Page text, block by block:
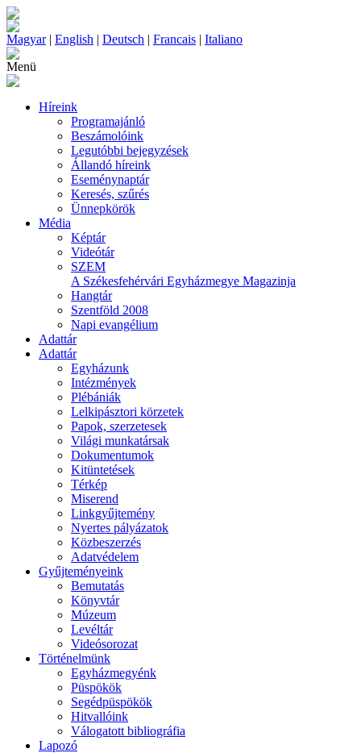
Magyar| English | Deutsch | Francais | Italiano
Menü
Híreink
Programajánló
Beszámolóink
Legutóbbi bejegyzések
Állandó híreink
Eseménynaptár
Keresés, szűrés
Ünnepkörök
Média
Képtár
Videótár
SZEM
A Székesfehérvári Egyházmegye Magazinja
Hangtár
Szentföld 2008
Napi evangélium
Adattár
Adattár
Egyházunk
Intézmények
Plébániák
Lelkipásztori körzetek
Papok, szerzetesek
Világi munkatársak
Dokumentumok
Kitüntetések
Térkép
Miserend
Linkgyűjtemény
Nyertes pályázatok
Közbeszerzés
Adatvédelem
Gyűjteményeink
Bemutatás
Könyvtár
Múzeum
Levéltár
Videósorozat
Történelmünk
Egyházmegyénk
Püspökök
Segédpüspökök
Hitvallóink
Válogatott bibliográfia
Lapozó